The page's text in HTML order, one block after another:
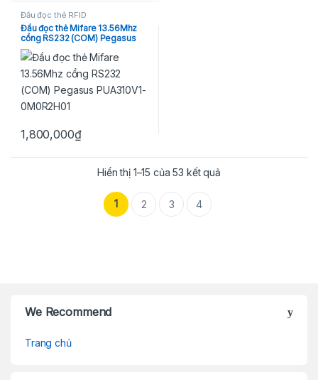
Đầu đọc thẻ RFID
Đầu đọc thẻ Mifare 13.56Mhz
cổng RS232 (COM) Pegasus
PUA310V1-0M0R2H01
1,800,000₫
Hiển thị 1–15 của 53 kết quả
1 2 3 4
We Recommend
Trang chủ